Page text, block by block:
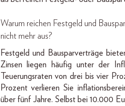
Warum reichen Festgeld und
nicht mehr aus?
Festgeld und Bausparverträge
Zinsen liegen häufig unter der
Teuerungsraten von drei bis vier
Prozent verlieren Sie
über fünf Jahre. Selbst bei 10.000